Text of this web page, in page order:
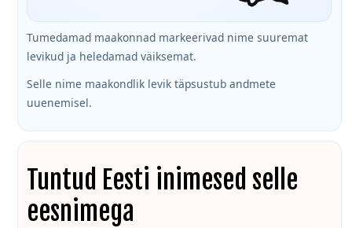
Tumedamad maakonnad markeerivad nime suuremat
levikud ja heledamad väiksemat.
Selle nime maakondlik levik täpsustub andmete
uuenemisel.
Tuntud Eesti inimesed selle
eesnimega